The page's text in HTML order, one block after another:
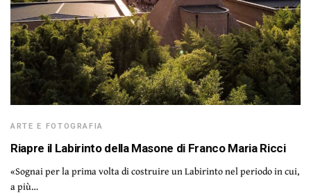
ARTE E FOTOGRAFIA
Riapre il Labirinto della Masone di Franco Maria Ricci
«Sognai per la prima volta di costruire un Labirinto nel periodo in cui,
a più…